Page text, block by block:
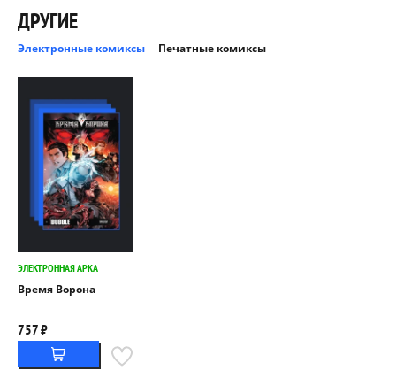
ДРУГИЕ
Электронные комиксы Печатные комиксы
ЭЛЕКТРОННАЯ АРКА
Время Ворона
757 ₽